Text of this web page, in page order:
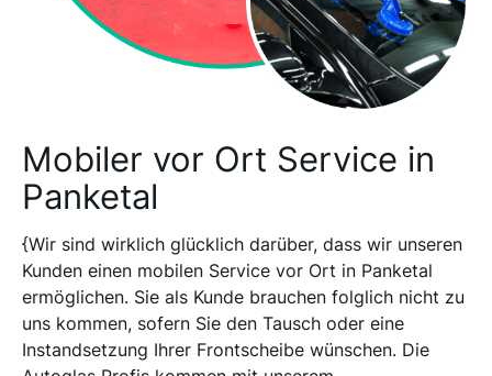
Mobiler vor Ort Service in
Panketal
{Wir sind wirklich glücklich darüber, dass wir unseren
Kunden einen mobilen Service vor Ort in Panketal
ermöglichen. Sie als Kunde brauchen folglich nicht zu
uns kommen, sofern Sie den Tausch oder eine
Instandsetzung Ihrer Frontscheibe wünschen. Die